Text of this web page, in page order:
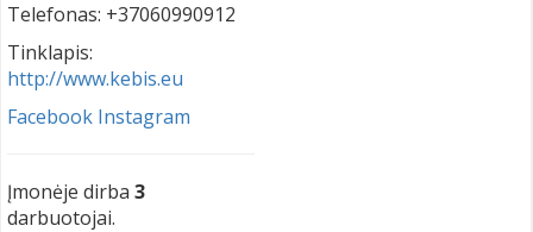
Telefonas: +37060990912
Tinklapis:
http://www.kebis.eu
Facebook Instagram
Įmonėje dirba 3
darbuotojai.